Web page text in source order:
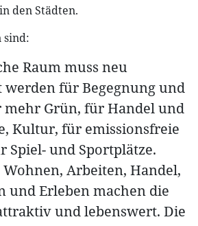
den Städten.
sind:
Raum muss neu
werden für Begegnung und
mehr Grün, für Handel und
Kultur, für emissionsfreie
Spiel- und Sportplätze.
Arbeiten, Handel,
und Erleben machen die
und lebenswert. Die